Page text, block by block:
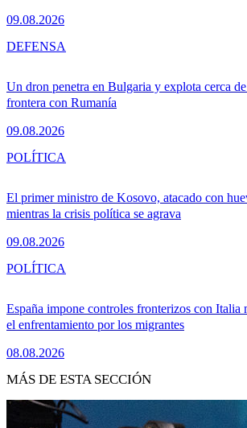
09.08.2026
Un dron penetra en Bulgaria y explota cerca
frontera con Rumanía
09.08.2026
DEFENSA
El primer ministro de Kosovo, atacado con
mientras la crisis política se agrava
09.08.2026
POLÍTICA
España impone controles fronterizos con Italia
el enfrentamiento por los migrantes
08.08.2026
POLÍTICA
MÁS DE ESTA SECCIÓN